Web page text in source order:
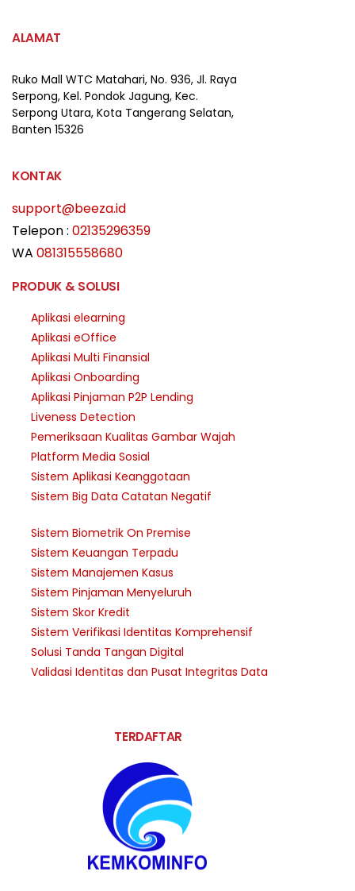
ALAMAT
Ruko Mall WTC Matahari, No. 936, Jl. Raya
Serpong, Kel. Pondok Jagung, Kec.
Serpong Utara, Kota Tangerang Selatan,
Banten 15326
KONTAK
support@beeza.id
Telepon : 02135296359
WA 081315558680
PRODUK & SOLUSI
Aplikasi elearning
Aplikasi eOffice
Aplikasi Multi Finansial
Aplikasi Onboarding
Aplikasi Pinjaman P2P Lending
Liveness Detection
Pemeriksaan Kualitas Gambar Wajah
Platform Media Sosial
Sistem Aplikasi Keanggotaan
Sistem Big Data Catatan Negatif
Sistem Biometrik On Premise
Sistem Keuangan Terpadu
Sistem Manajemen Kasus
Sistem Pinjaman Menyeluruh
Sistem Skor Kredit
Sistem Verifikasi Identitas Komprehensif
Solusi Tanda Tangan Digital
Validasi Identitas dan Pusat Integritas Data
TERDAFTAR